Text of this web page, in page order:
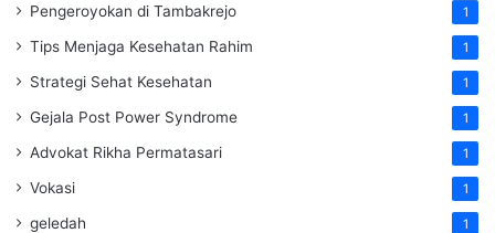
Pengeroyokan di Tambakrejo 1
Tips Menjaga Kesehatan Rahim 1
Strategi Sehat Kesehatan 1
Gejala Post Power Syndrome 1
Advokat Rikha Permatasari 1
Vokasi 1
geledah 1